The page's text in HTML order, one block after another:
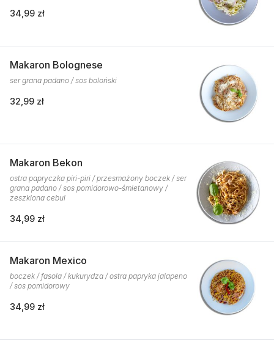
34,99 zł
Makaron Bolognese
ser grana padano / sos boloński
32,99 zł
Makaron Bekon
ostra papryczka piri-piri / przesmażony boczek / ser
grana padano / sos pomidorowo-śmietanowy /
zeszklona cebul
34,99 zł
Makaron Mexico
boczek / fasola / kukurydza / ostra papryka jalapeno
/ sos pomidorowy
34,99 zł